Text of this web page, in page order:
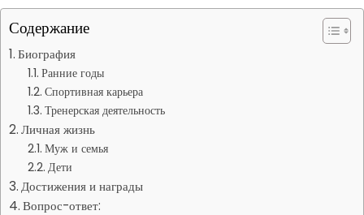
Содержание
Биография
Ранние годы
Спортивная карьера
Тренерская деятельность
Личная жизнь
Муж и семья
Дети
Достижения и награды
Вопрос-ответ: